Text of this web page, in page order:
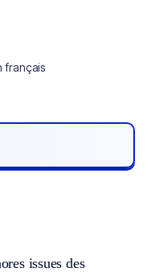
français
issues des